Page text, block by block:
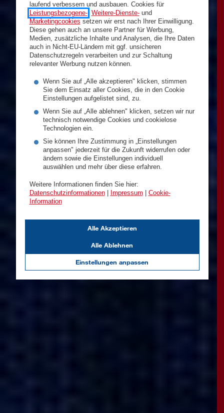
laufend verbessern und ausbauen. Cookies für
Leistungsbezogene-, Weitere-Dienste-und
Marketingcookies setzen wir erst nach Ihrer Einwilligung.
Diese gehen auch an unsere Partner für Werbung,
Medien, zusätzliche Inhalte und Analysen, die Ihre Daten
auch in Nicht-EU-Ländern mit ggf. unsicheren
Datenschutzregeln verarbeiten und zur Schaltung
relevanter Werbung nutzen können.
Wenn Sie auf „Alle akzeptieren" klicken, stimmen
Sie dem Einsatz aller Cookies, die in den Cookie
Einstellungen aufgelistet sind, zu.
Wenn Sie auf „Alle ablehnen" klicken, setzen wir nur
technisch notwendige Cookies und cookielose
Technologien ein.
Sie können Ihre Zustimmung in „Einstellungen
anpassen" jederzeit für die Zukunft widerrufen oder
ändern sowie die Einstellungen individuell
auswählen und mehr über diese erfahren.
Weitere Informationen finden Sie hier:
Datenschutzinformationen| Impressum
Cookie-
Information
Einstellungen anpassen
Alle Ablehnen
Alle Akzeptieren